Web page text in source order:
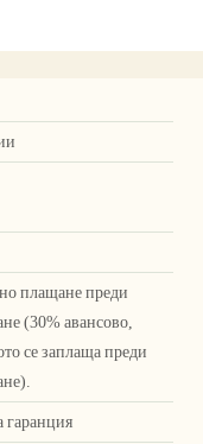
плащане преди
(30% авансово,
се заплаща преди
гаранция